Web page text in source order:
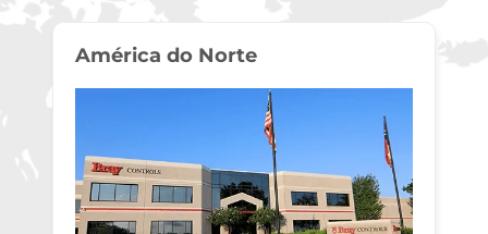
América do Norte